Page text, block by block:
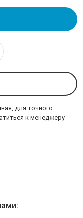
для точного
к менеджеру